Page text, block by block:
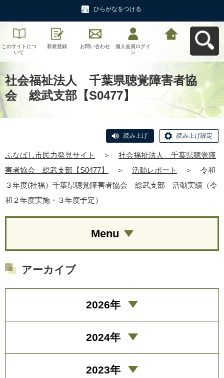
ひらがなをつける
このサイトにつ
いて
新規登録 お問い合わせ
個人会員ログイ
ン
社会福祉法人 千葉県聴覚障害者協
会 総武支部【S0477】
読み上げ 読み上げ設定
ふなばし市民力発見サイト ＞
社会福祉法人 千葉県聴覚障
害者協会 総武支部【S0477】
＞ 活動レポート ＞
令和
３年度(社福）千葉県聴覚障害者協会 総武支部 活動実績（令
和２年度実施・３年度予定）
Menu
アーカイブ
2026年
2024年
2023年